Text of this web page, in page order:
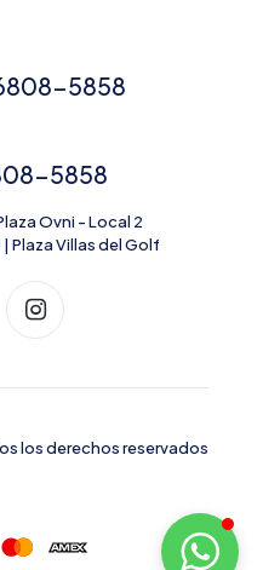
5858
5858
Ovni - Local 2
Plaza Villas del Golf
los derechos reservados